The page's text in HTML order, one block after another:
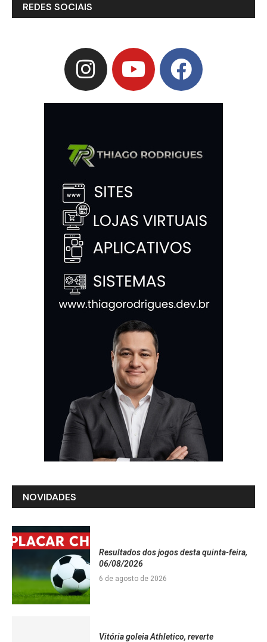
REDES SOCIAIS
NOVIDADES
Resultados dos jogos desta quinta-feira,
06/08/2026
6 de agosto de 2026
Vitória goleia Athletico, reverte